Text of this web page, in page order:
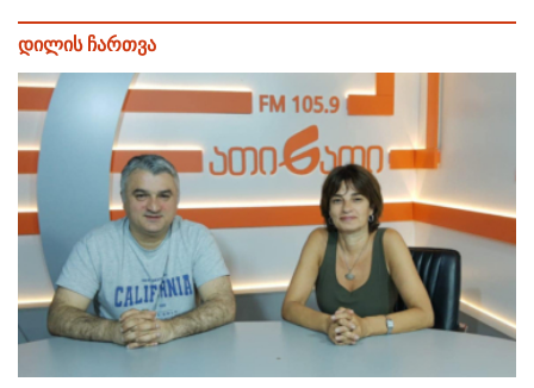
დილის ჩართვა